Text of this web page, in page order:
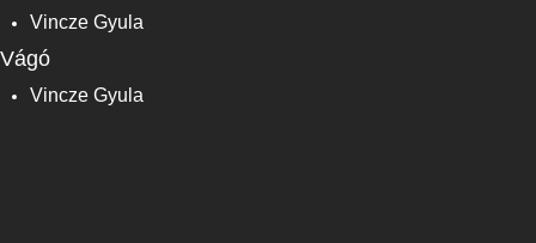
Vincze Gyula
Vágó
Vincze Gyula